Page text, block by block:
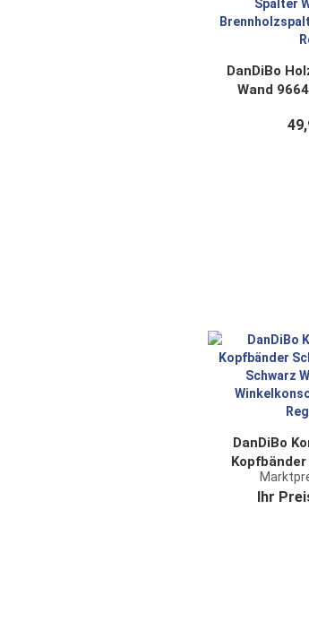
DanDiBo
Wand
DanDiBo
Ihr